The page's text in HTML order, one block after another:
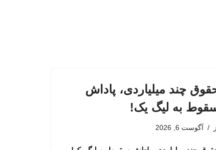
چند میلیاردی، پاداش
به لیگ یک!
آگوست 6, 2026